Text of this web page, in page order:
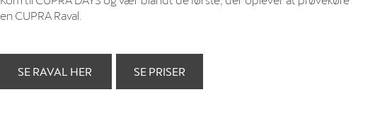
en CUPRA Raval.
SE RAVAL HER SE PRISER